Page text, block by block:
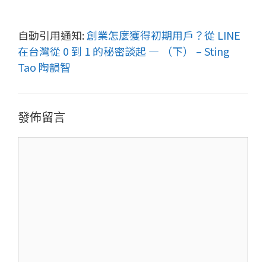
自動引用通知: 創業怎麼獲得初期用戶？從 LINE
在台灣從 0 到 1 的秘密談起 — （下） – Sting
Tao 陶韻智
發佈留言